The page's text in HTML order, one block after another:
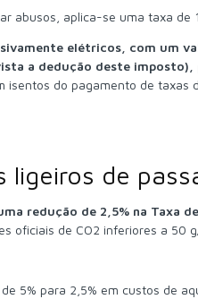
abusos, aplica-se uma taxa de
elétricos, com um
a dedução deste imposto),
isentos do pagamento de taxas
ligeiros de
redução de 2,5% na Taxa
oficiais de CO2 inferiores a 50
5% para 2,5% em custos de